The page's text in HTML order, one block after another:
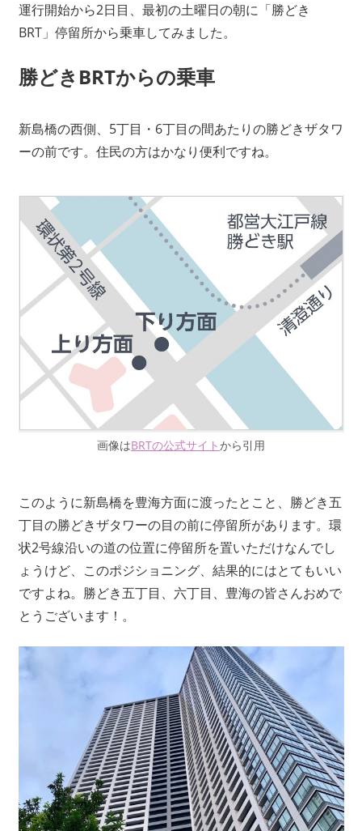
運行開始から2日目、最初の土曜日の朝に「勝どき
BRT」停留所から乗車してみました。
勝どきBRTからの乗車
新島橋の西側、5丁目・6丁目の間あたりの勝どきザタワ
ーの前です。住民の方はかなり便利ですね。
画像はBRTの公式サイトから引用
このように新島橋を豊海方面に渡ったとこと、勝どき五
丁目の勝どきザタワーの目の前に停留所があります。環
状2号線沿いの道の位置に停留所を置いただけなんでし
ょうけど、このポジショニング、結果的にはとてもいい
ですよね。勝どき五丁目、六丁目、豊海の皆さんおめで
とうございます！。